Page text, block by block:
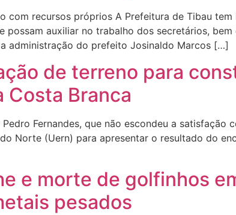
com recursos próprios A Prefeitura de Tibau
auxiliar no trabalho dos secretários,
administração do prefeito Josinaldo Marcos […]
de terreno para
Costa Branca
Fernandes, que não escondeu a
Norte (Uern) para apresentar o resultado do
e morte de golfinhos
pesados